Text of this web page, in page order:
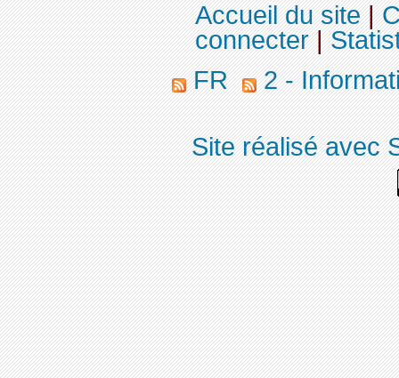
Accueil du site|
connecter|
FR
2 -
Site réalisé avec